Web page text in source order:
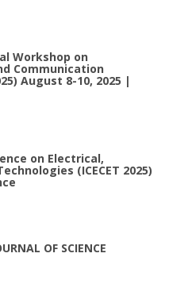
Workshop on
Communication
August 8-10, 2025 |
on Electrical,
(ICECET 2025)
OF SCIENCE